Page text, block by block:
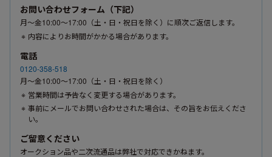
お問い合わせフォーム（下記）
月〜金10:00〜17:00（土・日・祝日を除く）に順次ご返信します。
内容によりお時間がかかる場合があります。
電話
0120-358-518
月〜金10:00〜17:00（土・日・祝日を除く）
営業時間は予告なく変更する場合があります。
事前にメールでお問い合わせされた場合は、その旨をお伝えくださ
い。
ご留意ください
オークション品や二次流通品は弊社で対応できかねます。